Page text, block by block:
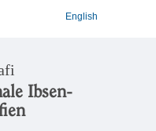
English
Ibsen-